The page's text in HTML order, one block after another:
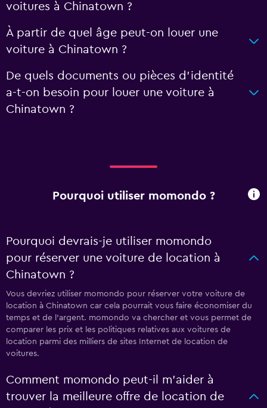
voitures à Chinatown ?
À partir de quel âge peut-on louer une
voiture à Chinatown ?
De quels documents ou pièces d'identité
a-t-on besoin pour louer une voiture à
Chinatown ?
Pourquoi utiliser momondo ?
Pourquoi devrais-je utiliser momondo
pour réserver une voiture de location à
Chinatown ?
Vous devriez utiliser momondo pour réserver votre voiture de
location à Chinatown car cela pourrait vous faire économiser du
temps et de l'argent. momondo va chercher et vous permet de
comparer les prix et les politiques relatives aux voitures de
location parmi des milliers de sites Internet de location de
voitures.
Comment momondo peut-il m’aider à
trouver la meilleure offre de location de